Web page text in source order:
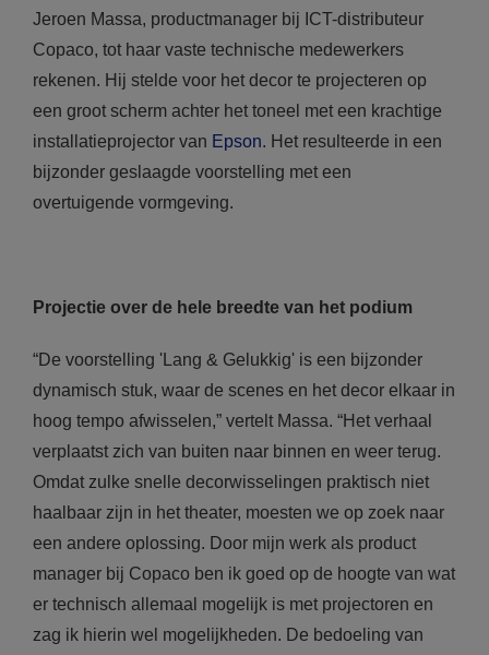
Jeroen Massa, productmanager bij ICT-distributeur
Copaco, tot haar vaste technische medewerkers
rekenen. Hij stelde voor het decor te projecteren op
een groot scherm achter het toneel met een krachtige
installatieprojector van Epson. Het resulteerde in een
bijzonder geslaagde voorstelling met een
overtuigende vormgeving.
Projectie over de hele breedte van het podium
“De voorstelling 'Lang & Gelukkig' is een bijzonder
dynamisch stuk, waar de scenes en het decor elkaar in
hoog tempo afwisselen,” vertelt Massa. “Het verhaal
verplaatst zich van buiten naar binnen en weer terug.
Omdat zulke snelle decorwisselingen praktisch niet
haalbaar zijn in het theater, moesten we op zoek naar
een andere oplossing. Door mijn werk als product
manager bij Copaco ben ik goed op de hoogte van wat
er technisch allemaal mogelijk is met projectoren en
zag ik hierin wel mogelijkheden. De bedoeling van